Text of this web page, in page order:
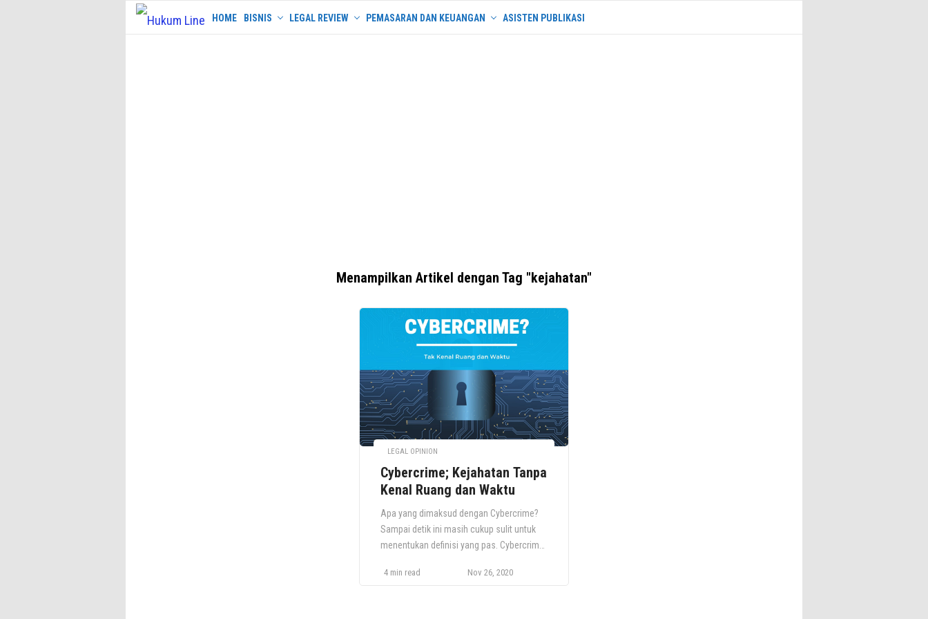
Skip
HOME BISNIS LEGAL REVIEW PEMASARAN DAN KEUANGAN ASISTEN PUBLIKASI
Menampilkan Artikel dengan Tag "kejahatan"
LEGAL OPINION
Cybercrime; Kejahatan Tanpa
Kenal Ruang dan Waktu
Apa yang dimaksud dengan Cybercrime?
Sampai detik ini masih cukup sulit untuk
menentukan definisi yang pas. Cybercrime
dampak negatif perkembangan teknologi
4 min read Nov 26, 2020